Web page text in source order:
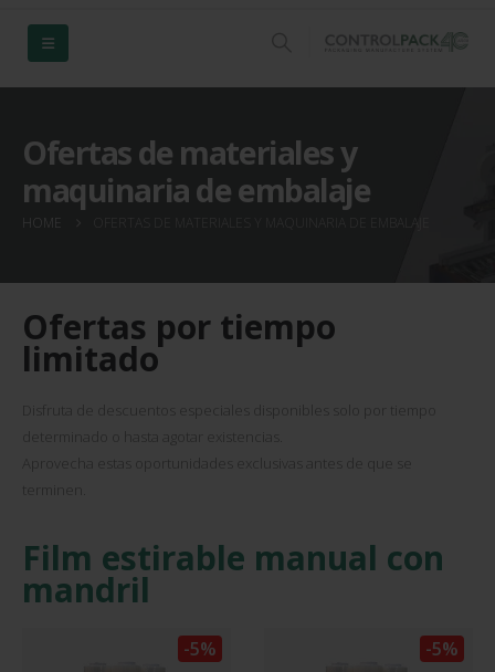
Ofertas de materiales y
maquinaria de embalaje
HOME
Ofertas por tiempo
limitado
Disfruta de descuentos especiales disponibles solo por tiempo
determinado o hasta agotar existencias.
Aprovecha estas oportunidades exclusivas antes de que se
terminen.
Film estirable manual con
mandril
-5% -5%